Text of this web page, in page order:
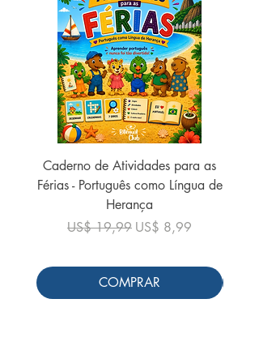
Caderno de Atividades para as
Férias - Português como Língua de
Herança
Preço normal
US$ 19,99 Preço promocional
US$ 8,99
COMPRAR